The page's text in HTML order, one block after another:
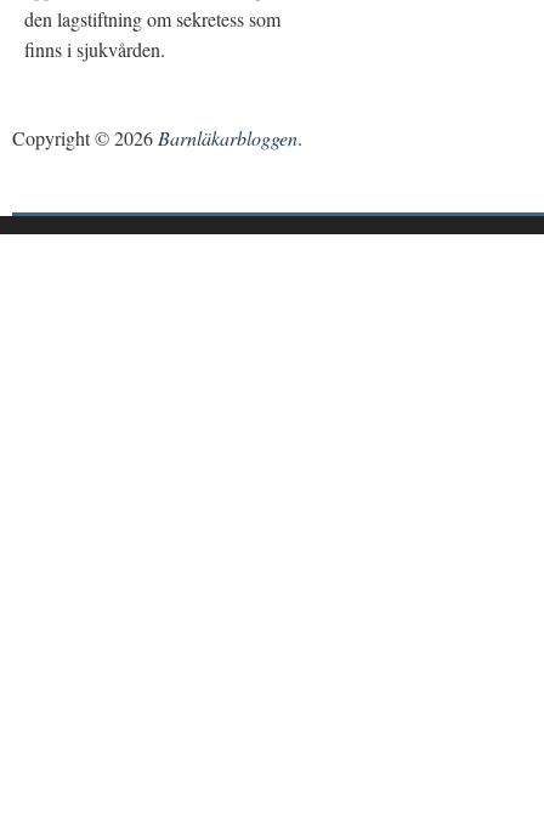
den lagstiftning om sekretess som
finns i sjukvården.
Copyright © 2026 Barnläkarbloggen.